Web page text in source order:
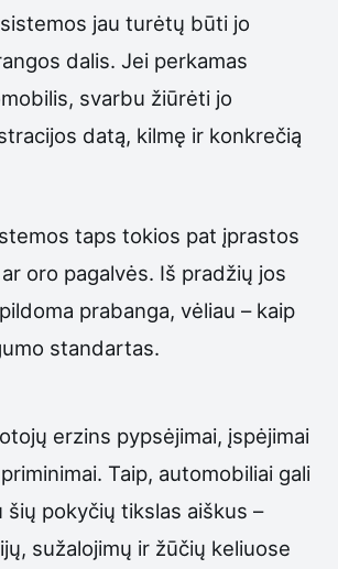
jau turėtų būti jo
dalis. Jei perkamas
svarbu žiūrėti jo
datą, kilmę ir konkrečią
taps tokios pat įprastos
ar oro pagalvės. Iš pradžių jos
prabanga, vėliau – kaip
standartas.
erzins pypsėjimai, įspėjimai
Taip, automobiliai gali
šių pokyčių tikslas aiškus –
sužalojimų ir žūčių keliuose